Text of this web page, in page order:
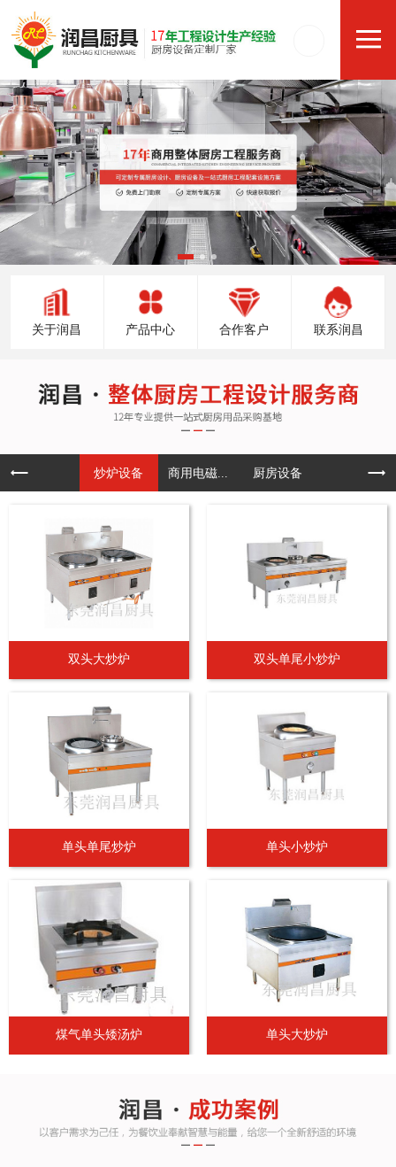
关于润昌 产品中心 合作客户 联系润昌
炒炉设备 商用电磁... 厨房设备
双头大炒炉 双头单尾小炒炉
单头单尾炒炉 单头小炒炉
煤气单头矮汤炉 单头大炒炉